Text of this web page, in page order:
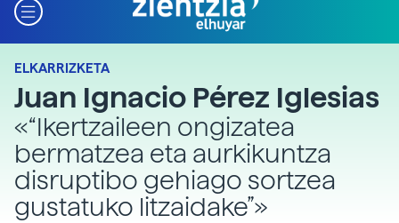
ELKARRIZKETA
Juan Ignacio Pérez Iglesias
«“Ikertzaileen ongizatea
bermatzea eta aurkikuntza
disruptibo gehiago sortzea
gustatuko litzaidake”»